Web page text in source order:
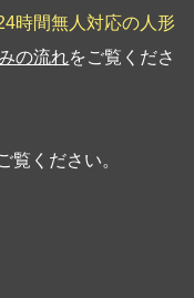
時間無人対応の人形
の流れをご覧くださ
覧ください。